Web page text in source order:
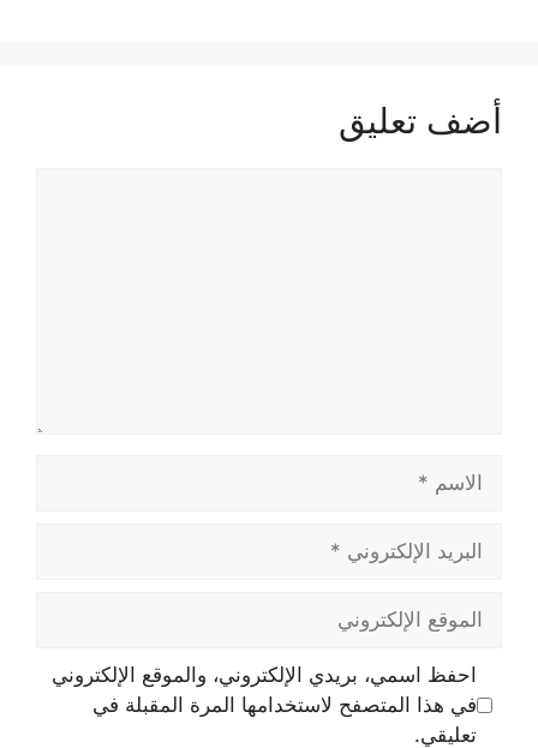
أضف تعليق
الإلكتروني
الإلكتروني
احفظ اسمي، بريدي الإلكتروني، والموقع الإلكتروني
في هذا المتصفح لاستخدامها المرة المقبلة في
تعليقي.